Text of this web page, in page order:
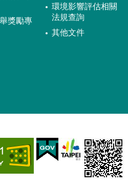
獎勵專
環境影響評估相關
法規查詢
其他文件